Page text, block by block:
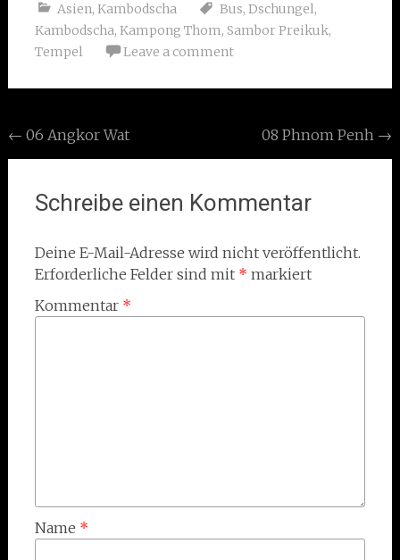
Asien, Kambodscha Bus, Dschungel,
Kambodscha, Kampong Thom, Sambor Preikuk,
Tempel
Leave a comment
Post
navigation
← 06 Angkor Wat 08 Phnom Penh →
Schreibe einen Kommentar
Deine E-Mail-Adresse wird nicht veröffentlicht.
Erforderliche Felder sind mit * markiert
Kommentar *
Name *